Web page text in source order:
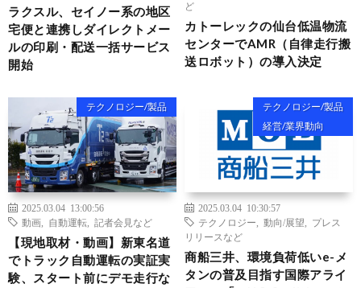
ラクスル、セイノー系の地区
宅便と連携しダイレクトメー
ルの印刷・配送一括サービス
開始
ど
カトーレックの仙台低温物流
センターでAMR（自律走行搬
送ロボット）の導入決定
テクノロジー/製品
2025.03.04 13:00:56
動画
自動運転 記者会見など
【現地取材・動画】新東名道
でトラック自動運転の実証実
験、スタート前にデモ走行な
テクノロジー/製品
経営/業界動向
2025.03.04 10:30:57
テクノロジー
動向/展望
プレス
リリースなど
商船三井、環境負荷低いe-メ
タンの普及目指す国際アライ